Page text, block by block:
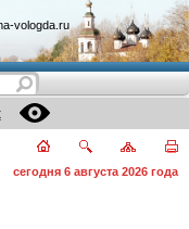
vologda.ru
сегодня 6 августа 2026 года